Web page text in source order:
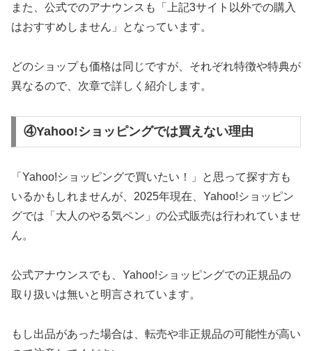
また、公式でのアナウンスも「上記3サイト以外での購入
はおすすめしません」となっています。
どのショップも価格は同じですが、それぞれ特徴や特典が
異なるので、次章で詳しく紹介します。
④Yahoo!ショッピングでは買えない理由
「Yahoo!ショッピングで買いたい！」と思って探す方も
いるかもしれませんが、2025年現在、Yahoo!ショッピン
グでは「大人のやる気ペン」の公式販売は行われていませ
ん。
公式アナウンスでも、Yahoo!ショッピングでの正規品の
取り扱いは無いと明言されています。
もし出品があった場合は、転売や非正規品の可能性が高い